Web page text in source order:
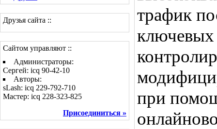
Друзья сайта ::
Сайтом управляют ::
Администраторы:
Сергей: icq 90-42-10
Авторы:
sLash: icq 229-792-710
Мастер: icq 228-323-825
Присоединиться »
трафик
ключевых
при